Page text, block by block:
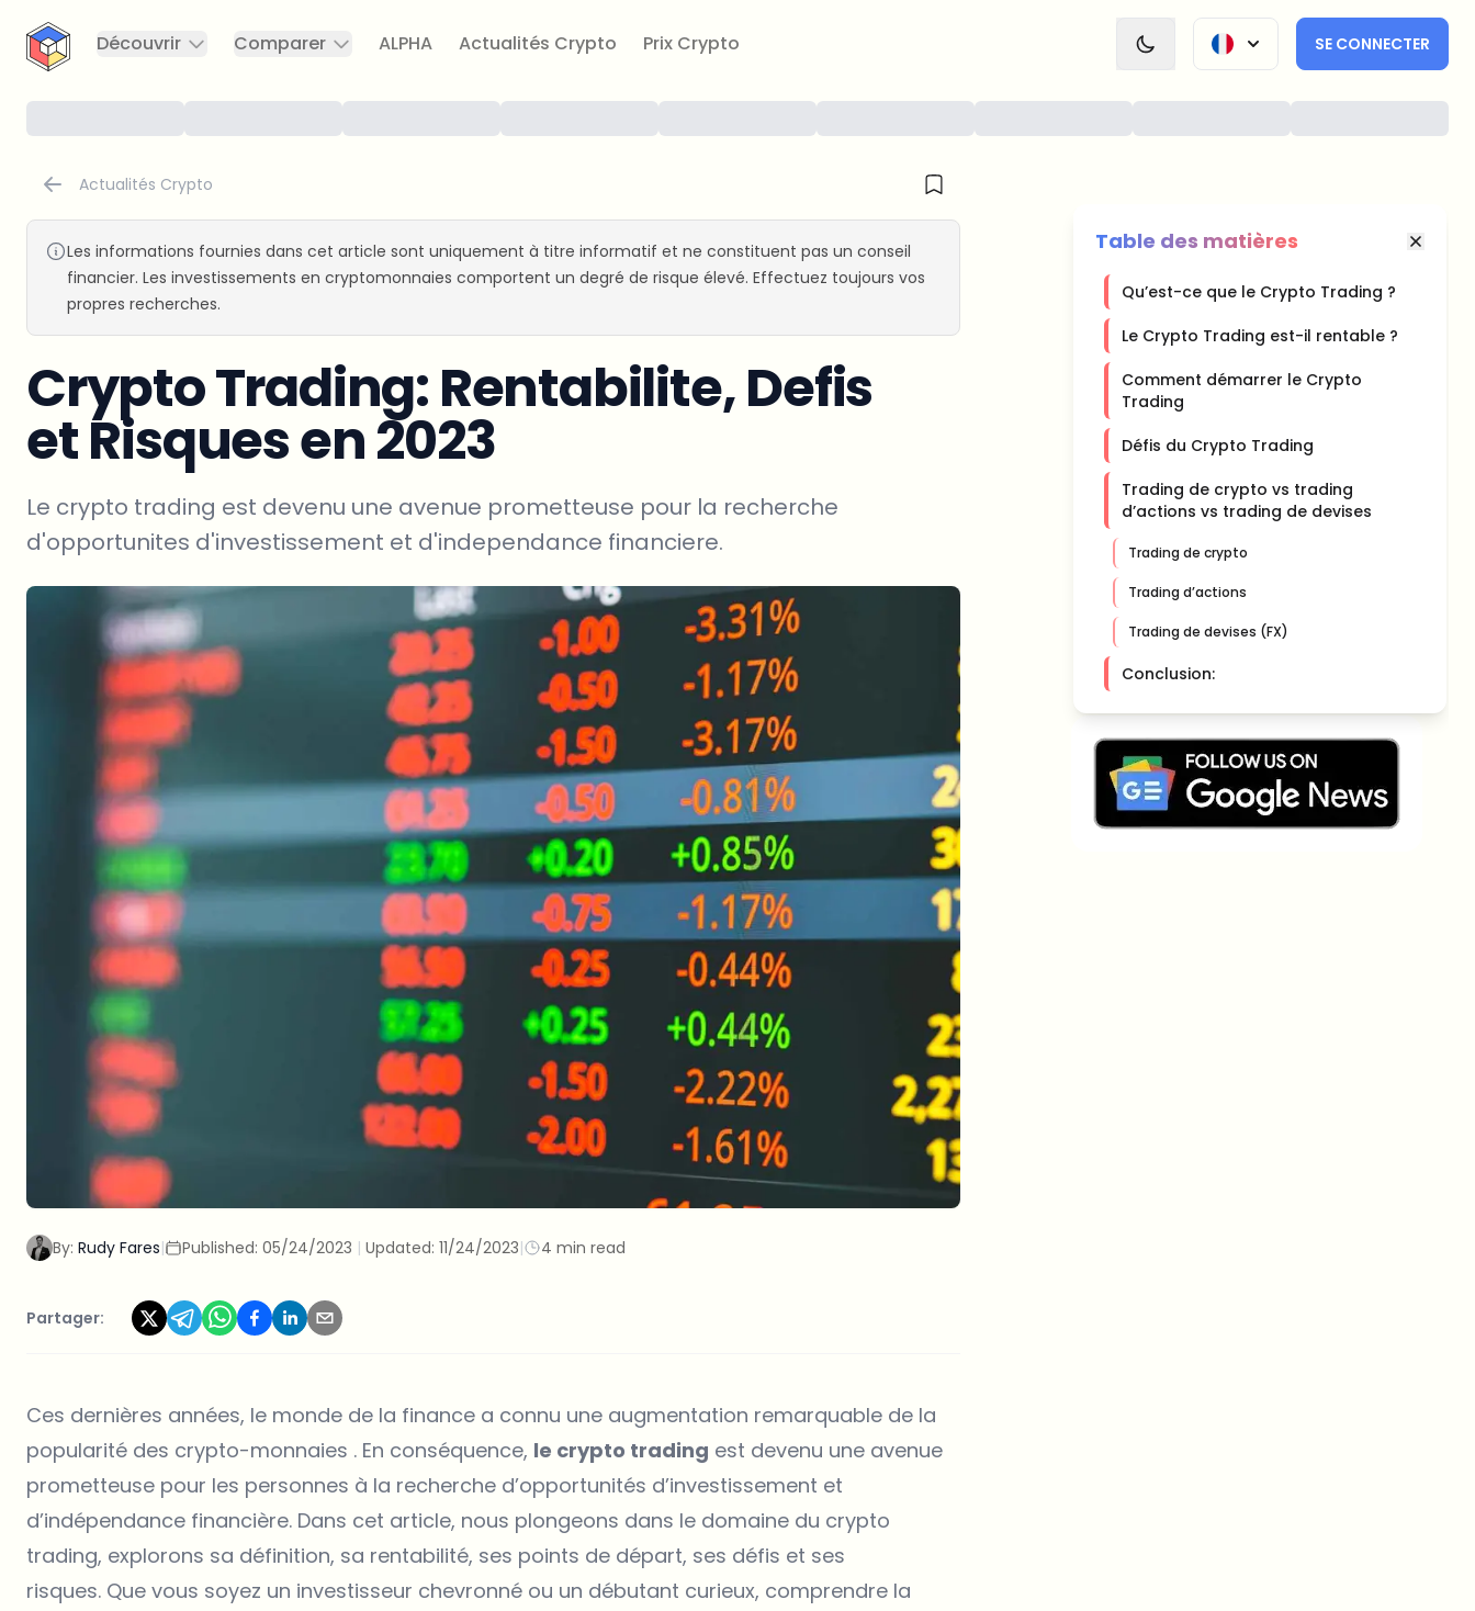
CryptoTicker
Découvrir
Comparer ALPHA Actualités Crypto Prix Crypto SE CONNECTER
Actualités Crypto
Les informations fournies dans cet article sont uniquement à titre informatif et ne constituent pas un conseil
financier. Les investissements en cryptomonnaies comportent un degré de risque élevé. Effectuez toujours vos
propres recherches.
Crypto Trading: Rentabilite, Defis
et Risques en 2023
Le crypto trading est devenu une avenue prometteuse pour la recherche
d'opportunites d'investissement et d'independance financiere.
By: Rudy Fares| Published: 05/24/2023 | Updated: 11/24/2023| 4 min read
Partager:
Table des matières
Qu’est-ce que le Crypto Trading ?
Le Crypto Trading est-il rentable ?
Comment démarrer le Crypto
Trading
Défis du Crypto Trading
Trading de crypto vs trading
d’actions vs trading de devises
Trading de crypto
Trading d’actions
Trading de devises (FX)
Conclusion:
Ces dernières années, le monde de la finance a connu une augmentation remarquable de la
popularité des crypto-monnaies . En conséquence, le crypto trading est devenu une avenue
prometteuse pour les personnes à la recherche d’opportunités d’investissement et
d’indépendance financière. Dans cet article, nous plongeons dans le domaine du crypto
trading, explorons sa définition, sa rentabilité, ses points de départ, ses défis et ses
risques. Que vous soyez un investisseur chevronné ou un débutant curieux, comprendre la